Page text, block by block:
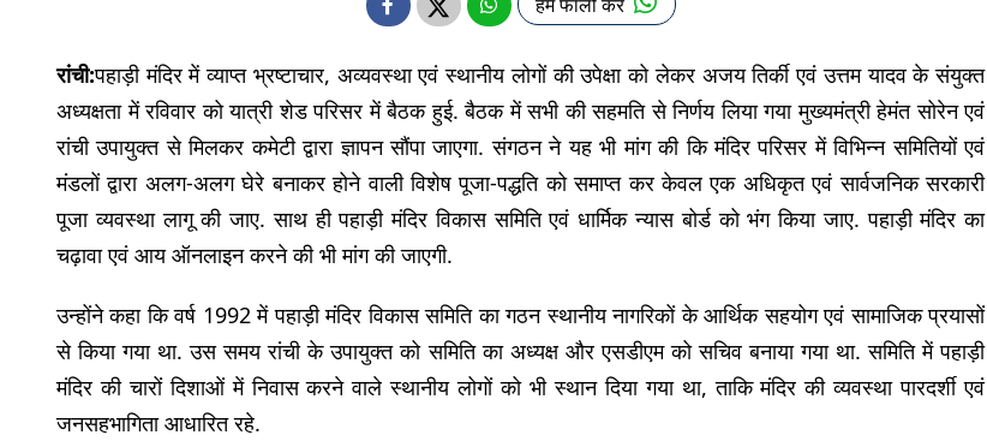
रांची:पहाड़ी मंदिर में व्याप्त भ्रष्टाचार, अव्यवस्था एवं स्थानीय लोगों की उपेक्षा को लेकर अजय तिर्की एवं उत्तम यादव के संयुक्त
अध्यक्षता में रविवार को यात्री शेड परिसर में बैठक हुई. बैठक में सभी की सहमति से निर्णय लिया गया मुख्यमंत्री हेमंत सोरेन एवं
रांची उपायुक्त से मिलकर कमेटी द्वारा ज्ञापन सौंपा जाएगा. संगठन ने यह भी मांग की कि मंदिर परिसर में विभिन्न समितियों एवं
मंडलों द्वारा अलग-अलग घेरे बनाकर होने वाली विशेष पूजा-पद्धति को समाप्त कर केवल एक अधिकृत एवं सार्वजनिक सरकारी
पूजा व्यवस्था लागू की जाए. साथ ही पहाड़ी मंदिर विकास समिति एवं धार्मिक न्यास बोर्ड को भंग किया जाए. पहाड़ी मंदिर का
चढ़ावा एवं आय ऑनलाइन करने की भी मांग की जाएगी.
उन्होंने कहा कि वर्ष 1992 में पहाड़ी मंदिर विकास समिति का गठन स्थानीय नागरिकों के आर्थिक सहयोग एवं सामाजिक प्रयासों
से किया गया था. उस समय रांची के उपायुक्त को समिति का अध्यक्ष और एसडीएम को सचिव बनाया गया था. समिति में पहाड़ी
मंदिर की चारों दिशाओं में निवास करने वाले स्थानीय लोगों को भी स्थान दिया गया था, ताकि मंदिर की व्यवस्था पारदर्शी एवं
जनसहभागिता आधारित रहे.